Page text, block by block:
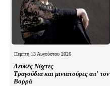
Πέμπτη 13 Αυγούστου 2026
Λευκές Νύχτες
Τραγούδια και μινιατούρες απ' τον
Βορρά